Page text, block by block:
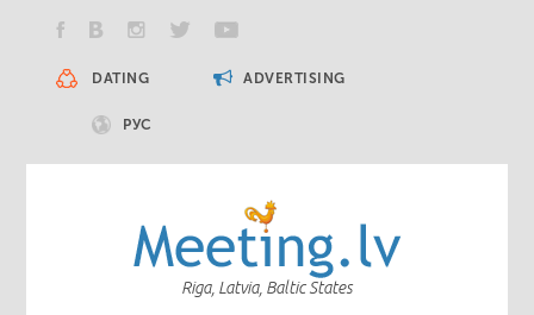
DATING ADVERTISING
РУС
Riga, Latvia, Baltic States